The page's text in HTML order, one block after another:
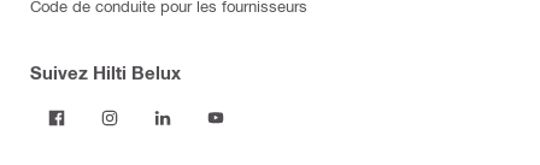
Code de conduite pour les fournisseurs
Suivez Hilti Belux